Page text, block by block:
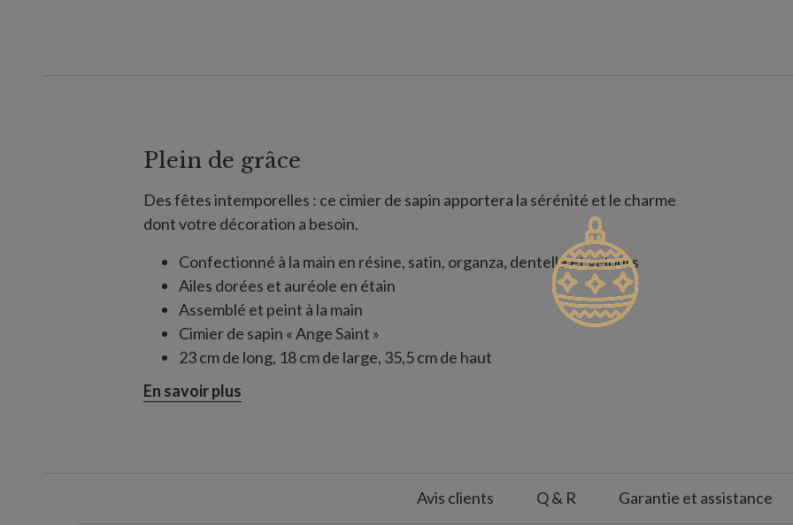
Plein de grâce
Des fêtes intemporelles : ce cimier de sapin apportera la sérénité et le charme
dont votre décoration a besoin.
Confectionné à la main en résine, satin, organza, dentelle et velours
Ailes dorées et auréole en étain
Assemblé et peint à la main
Cimier de sapin « Ange Saint »
23 cm de long, 18 cm de large, 35,5 cm de haut
Support amovible de 35 cm de long et liens pour l’accrocher au sapin
inclus
En savoir plus
Avis clients Q & R Garantie et assistance